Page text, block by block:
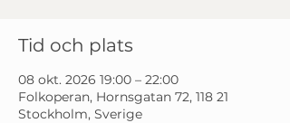
Tid och plats
08 okt. 2026 19:00 – 22:00
Folkoperan, Hornsgatan 72, 118 21
Stockholm, Sverige